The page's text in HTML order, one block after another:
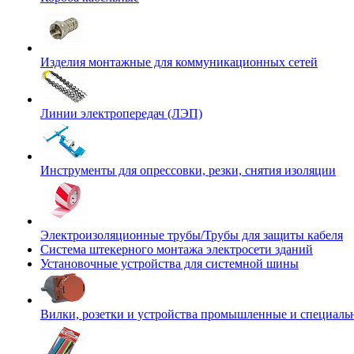
Изделия монтажные для коммуникационных сетей
Линии электропередач (ЛЭП)
Инструменты для опрессовки, резки, снятия изоляции
Электроизоляционные трубы/Трубы для защиты кабеля
Система штекерного монтажа электросети зданий
Установочные устройства для системной шины
Вилки, розетки и устройства промышленные и